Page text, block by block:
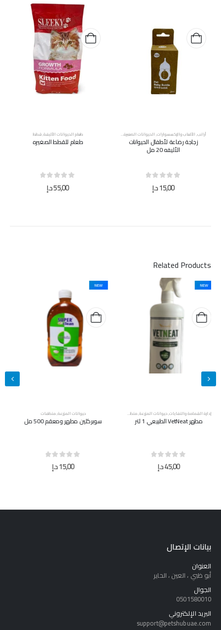
أرانب,الألعاب والإكسسوارات,الحيوانات الصغيرة,قطط
زجاجة رضاعة لأطفال الحيوانات
الأليفه 20 مل
15,00د.إ
طعام الحيوانات الأليفة,قطط
طعام للقطط الصغيره
55,00د.إ
Related Products
NEW
حيوانات المزرعة,منظفات
سوبركلين مطهر ومعقم 500 مل
0
out of 5
15,00د.إ
NEW
حيوانات المزرعة,منظفات
سوبركلين مطهر ومعقم 5 لتر
0
out of 5
40,00د.إ
بيانات الإتصال
العنوان
أبو ظبي ، العين ، الحاير
الجوال
0501580010
البريد الإلكتروني
support@petshubuae.com